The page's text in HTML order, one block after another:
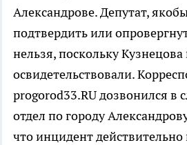
Александрове. Депутат,
подтвердить или
нельзя, поскольку Кузнецова
освидетельствовали.
progorod33.RU дозвонился в
отдел по городу
что инцидент